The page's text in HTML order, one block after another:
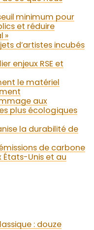
minimum pour
et réduire
»
d’artistes incubés
enjeux RSE et
le matériel
aux
plus écologiques
la durabilité de
de carbone
États-Unis et au
: douze